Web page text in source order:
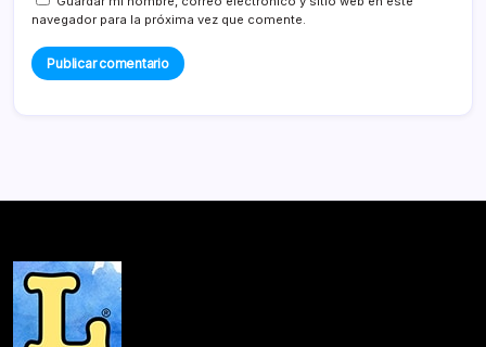
navegador para la próxima vez que comente.